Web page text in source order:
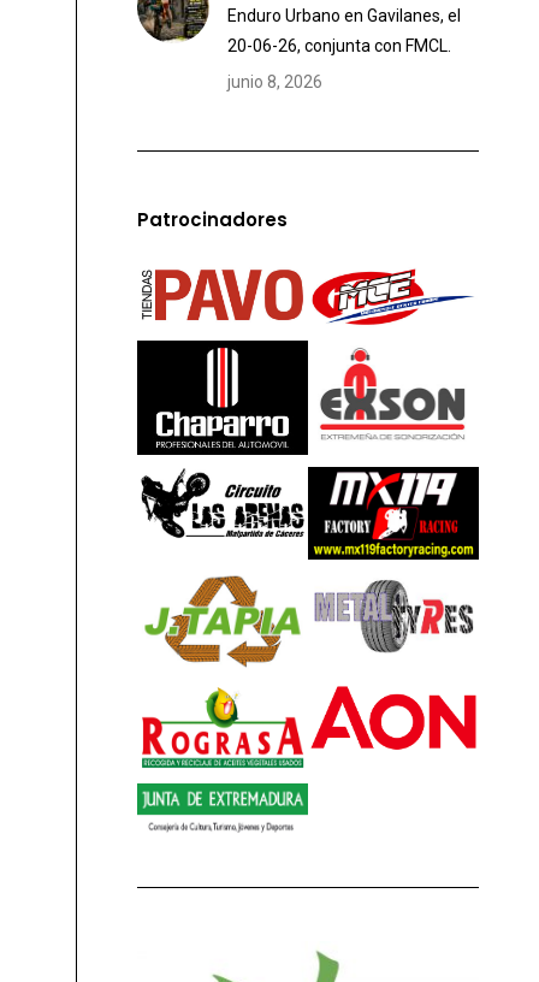
Enduro Urbano en Gavilanes, el
20-06-26, conjunta con FMCL.
junio 8, 2026
Patrocinadores